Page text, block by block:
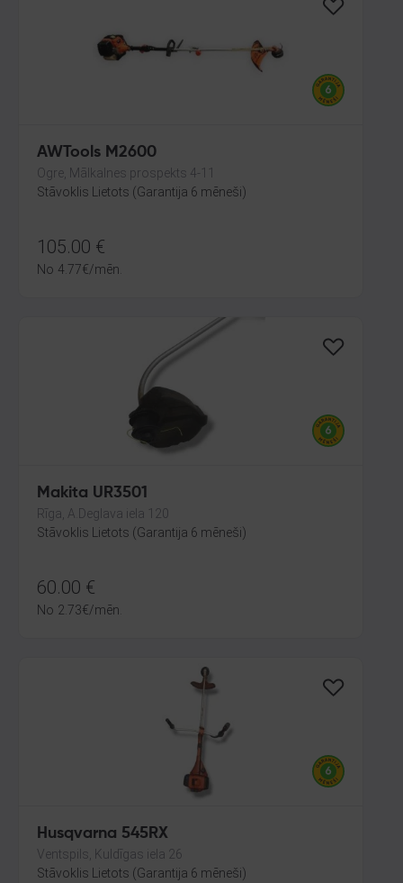
AWTools M2600
Ogre, Mālkalnes prospekts 4-11
Stāvoklis Lietots (Garantija 6 mēneši)
105.00 €
No 4.77€/mēn.
Makita UR3501
Rīga, A.Deglava iela 120
Stāvoklis Lietots (Garantija 6 mēneši)
60.00 €
No 2.73€/mēn.
Husqvarna 545RX
Ventspils, Kuldīgas iela 26
Stāvoklis Lietots (Garantija 6 mēneši)